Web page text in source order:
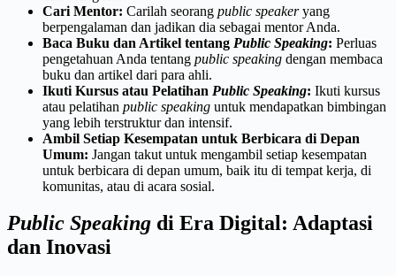
Cari Mentor: Carilah seorang public speakeryang
berpengalaman dan jadikan dia sebagai mentor Anda.
Baca Buku dan Artikel tentang Public Speaking: Perluas
pengetahuan Anda tentang public speaking dengan membaca
buku dan artikel dari para ahli.
Ikuti Kursus atau Pelatihan Public Speaking: Ikuti kursus
atau pelatihan public speaking untuk mendapatkan bimbingan
yang lebih terstruktur dan intensif.
Ambil Setiap Kesempatan untuk Berbicara di Depan
Umum: Jangan takut untuk mengambil setiap kesempatan
untuk berbicara di depan umum, baik itu di tempat kerja, di
komunitas, atau di acara sosial.
Public Speaking di Era Digital: Adaptasi
dan Inovasi